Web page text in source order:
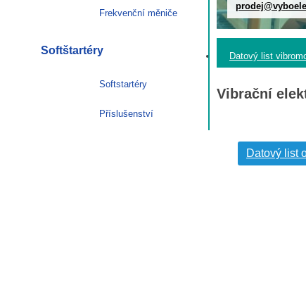
Datový list
Vibrační
Datový list
Frekvenční měniče
Softštartéry
Softstartéry
Příslušenství